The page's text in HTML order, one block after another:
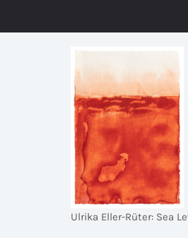
Ulrika Eller-Rüter: Sea